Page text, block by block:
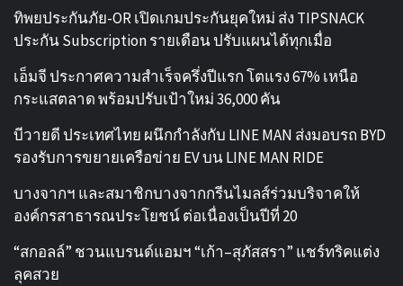
ทิพยประกันภัย-OR เปิดเกมประกันยุคใหม่ ส่ง TIPSNACK
ประกัน Subscription รายเดือน ปรับแผนได้ทุกเมื่อ
เอ็มจี ประกาศความสำเร็จครึ่งปีแรก โตแรง 67% เหนือ
กระแสตลาด พร้อมปรับเป้าใหม่ 36,000 คัน
บีวายดี ประเทศไทย ผนึกกำลังกับ LINE MAN ส่งมอบรถ BYD
รองรับการขยายเครือข่าย EV บน LINE MAN RIDE
บางจากฯ และสมาชิกบางจากกรีนไมลส์ร่วมบริจาคให้
องค์กรสาธารณประโยชน์ ต่อเนื่องเป็นปีที่ 20
“สกอลล์” ชวนแบรนด์แอมฯ “เก้า–สุภัสสรา” แชร์ทริคแต่ง
ลุคสวย